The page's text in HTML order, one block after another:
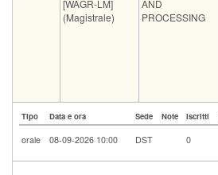
[WAGR-LM]
(Magistrale)
AND
PROCESSING
Tipo Data e ora Sede Note Iscritti
orale 08-09-2026 10:00 DST 0